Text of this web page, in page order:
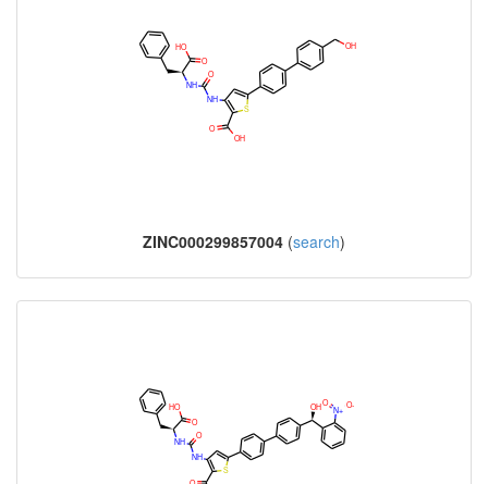
ZINC000299857004 (search)